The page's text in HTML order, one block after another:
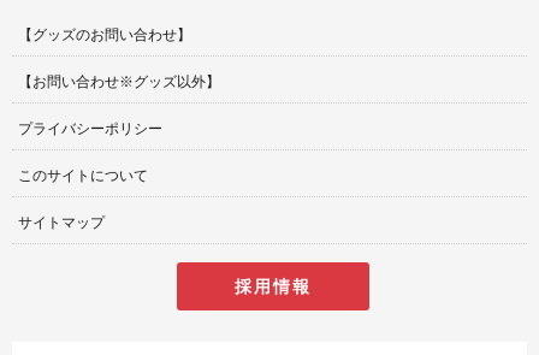
【グッズのお問い合わせ】
【お問い合わせ※グッズ以外】
プライバシーポリシー
このサイトについて
サイトマップ
採用情報